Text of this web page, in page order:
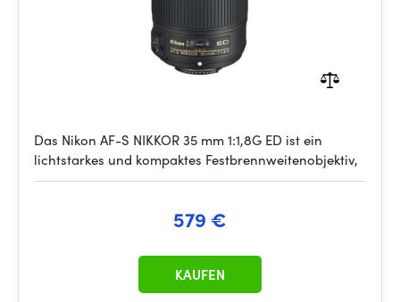
Das Nikon AF-S NIKKOR 35 mm 1:1,8G ED ist ein
lichtstarkes und kompaktes Festbrennweitenobjektiv,
579 €
KAUFEN